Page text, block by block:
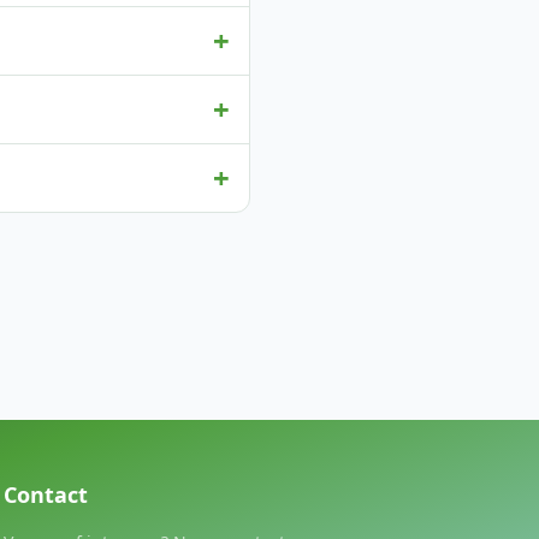
+
+
+
Contact